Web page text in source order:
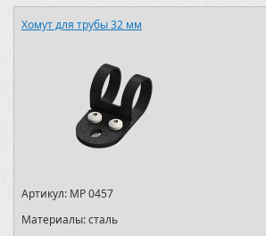
Хомут для трубы 32 мм
Артикул: MP 0457
Материалы:сталь